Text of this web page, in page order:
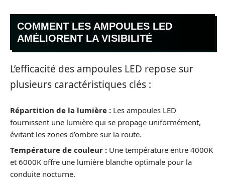
COMMENT LES AMPOULES LED
AMÉLIORENT LA VISIBILITÉ
L’efficacité des ampoules LED repose sur
plusieurs caractéristiques clés :
Répartition de la lumière : Les ampoules LED
fournissent une lumière qui se propage uniformément,
évitant les zones d’ombre sur la route.
Température de couleur : Une température entre 4000K
et 6000K offre une lumière blanche optimale pour la
conduite nocturne.